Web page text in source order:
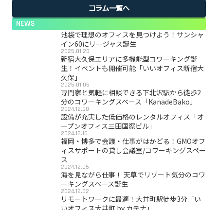
コラム一覧へ
NEWS
池袋で理想のオフィスを見つけよう！サンシャ
イン60にリージャス誕生
2025.01.20
新宿大久保エリアに多機能型コワーキング誕
生！イベントも開催可能「いいオフィス新宿大
久保」
2025.01.06
専門家と気軽に相談できる下北沢駅から徒歩2
分のコワーキングスペース「KanadeBako」
2024.12.30
設備が充実した低価格のレンタルオフィス「オ
ープンオフィス三田国際ビル」
2024.12.16
福岡・博多で会議・仕事がはかどる！GMOオフ
ィスサポートの貸し会議室/コワーキングスペー
ス
2024.12.05
海を見ながら仕事！ 天草でリゾート気分のコワ
ーキングスペース誕生
2024.12.02
リモートワークに最適！大井町駅徒歩3分「い